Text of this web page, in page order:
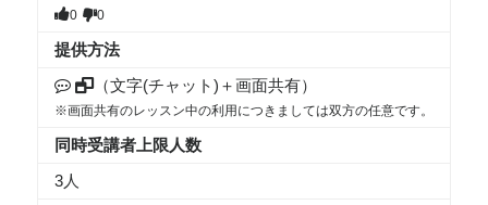
0 0
提供方法
（文字(チャット)＋画面共有）
※画面共有のレッスン中の利用につきましては双方の任意です。
同時受講者上限人数
3人